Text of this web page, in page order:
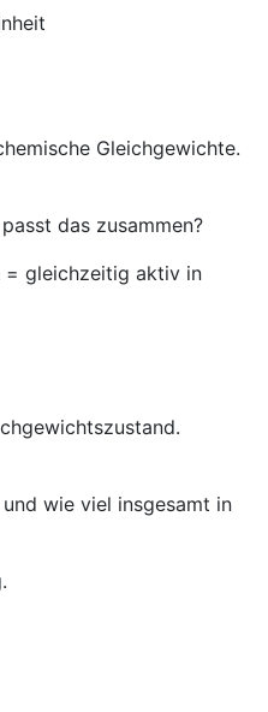
Gleichgewichte.
das zusammen?
= gleichzeitig aktiv in
wie viel insgesamt in